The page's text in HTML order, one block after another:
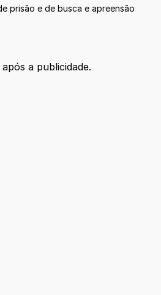
prisão e de busca e apreensão
a publicidade.